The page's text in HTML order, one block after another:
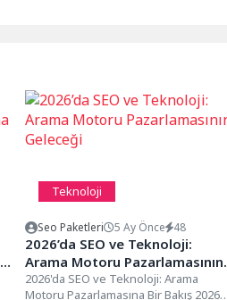
Teknoloji
Seo Paketleri 5 Ay Önce 48
2026’da SEO ve Teknoloji:
Arama Motoru Pazarlamasının
Geleceği
2026'da SEO ve Teknoloji: Arama
Motoru Pazarlamasına Bir Bakış 2026